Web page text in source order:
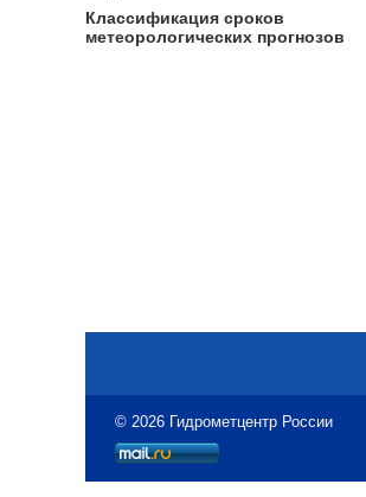
Классификация сроков
метеорологических прогнозов
© 2026 Гидрометцентр России